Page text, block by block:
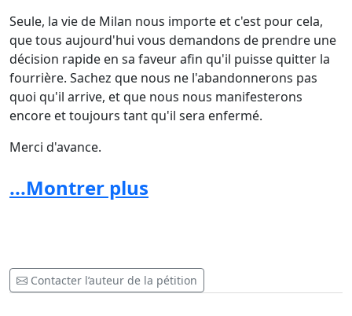
Seule, la vie de Milan nous importe et c'est pour cela,
que tous aujourd'hui vous demandons de prendre une
décision rapide en sa faveur afin qu'il puisse quitter la
fourrière. Sachez que nous ne l'abandonnerons pas
quoi qu'il arrive, et que nous nous manifesterons
encore et toujours tant qu'il sera enfermé.
Merci d'avance.
Bien à vous
...Montrer plus
Contacter l’auteur de la pétition